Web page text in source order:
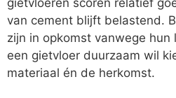
van cement blijft belastend.
zijn in opkomst vanwege hun
een gietvloer duurzaam wil
materiaal én de herkomst.